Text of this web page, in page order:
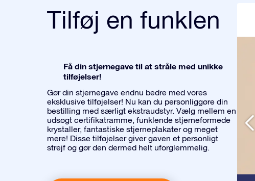
Tilføj en funklen
Få din stjernegave til at stråle med unikke
tilføjelser!
Gør din stjernegave endnu bedre med vores
eksklusive tilføjelser! Nu kan du personliggøre din
bestilling med særligt ekstraudstyr. Vælg mellem en
udsøgt certifikatramme, funklende stjerneformede
krystaller, fantastiske stjerneplakater og meget
mere! Disse tilføjelser giver gaven et personligt
strejf og gør den dermed helt uforglemmelig.